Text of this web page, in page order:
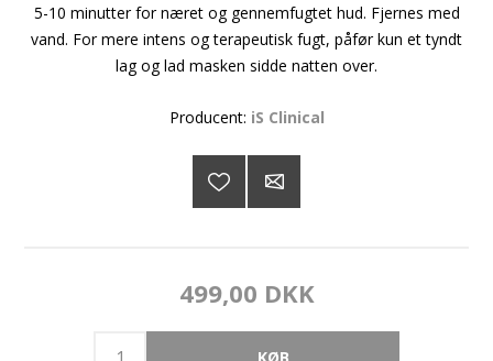
5-10 minutter for næret og gennemfugtet hud. Fjernes med
vand. For mere intens og terapeutisk fugt, påfør kun et tyndt
lag og lad masken sidde natten over.
Producent: iS Clinical
499,00 DKK